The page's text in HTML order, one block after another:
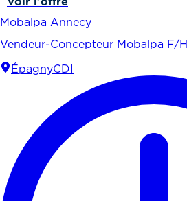
Voir l'offre
Mobalpa Annecy
Vendeur-Concepteur Mobalpa F/H
ÉpagnyCDI